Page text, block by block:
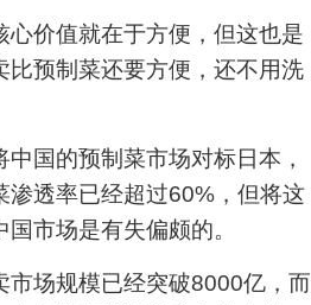
价值就在于方便，但这也是
比预制菜还要方便，还不用洗
国的预制菜市场对标日本，
渗透率已经超过60%，但将这
市场是有失偏颇的。
场规模已经突破8000亿，而